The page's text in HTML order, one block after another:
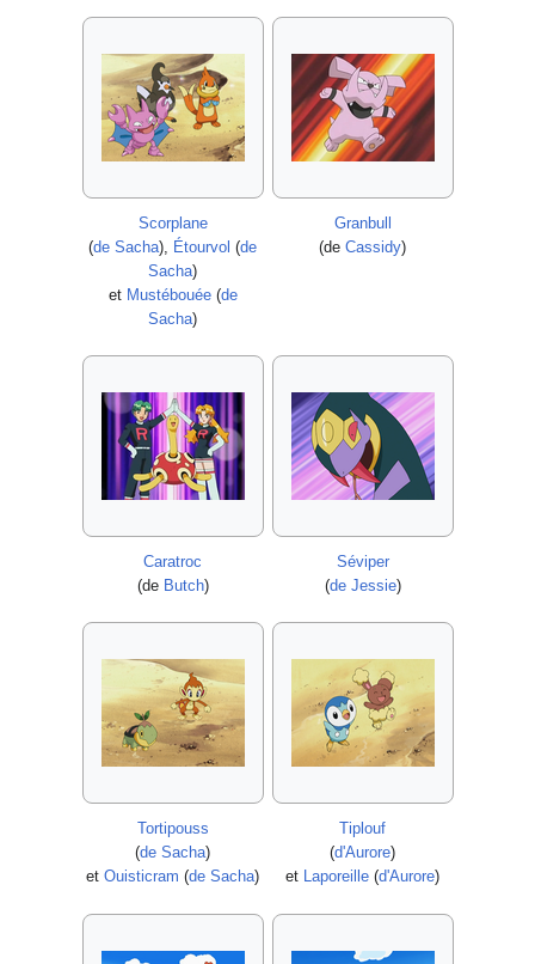
Scorplane
(de Sacha), Étourvol (de
Sacha)
et Mustébouée(de
Sacha)
Granbull
(de Cassidy)
Caratroc
(de Butch)
Séviper
(de Jessie)
Tortipouss
(de Sacha)
et Ouisticram (de Sacha)
Tiplouf
(d'Aurore)
et Laporeille (d'Aurore)